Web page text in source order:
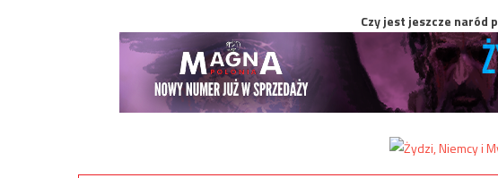
Czy jest jeszcze naród